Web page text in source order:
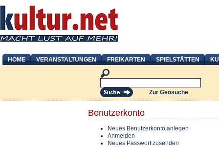
HOME VERANSTALTUNGEN FREIKARTEN SPIELSTÄTTEN
Zur Geosuche
Benutzerkonto
Neues Benutzerkonto anlegen
Anmelden
Neues Passwort zusenden